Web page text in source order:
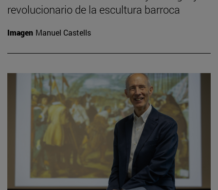
revolucionario de la escultura barroca
Imagen Manuel Castells